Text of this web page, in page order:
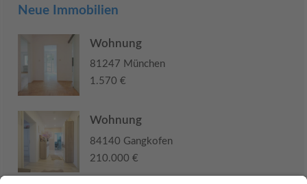
Neue Immobilien
Wohnung
81247 München
1.570 €
Wohnung
84140 Gangkofen
210.000 €